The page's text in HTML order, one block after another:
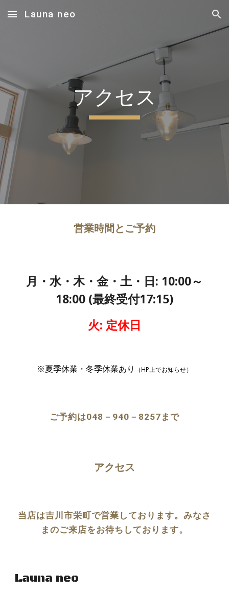
Skip to main content Skip to navigation
Launa neo
アクセス
営業時間とご予約
月・水・木・金・土・日: 10:00～
18:00 (最終受付17:15)
火: 定休日
※夏季休業・冬季休業あり （HP上でお知らせ）
ご予約は048－940 －8257 まで
アクセス
当店は吉川市栄町で営業しております。みなさ
まのご来店をお待ちしております。
Launa neo